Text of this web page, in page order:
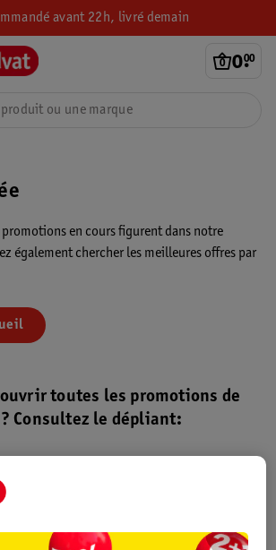
avant 22h, livré demain
0.
00
promotions en cours figurent dans notre
également chercher les meilleures offres par
toutes les promotions de
Consultez le dépliant: